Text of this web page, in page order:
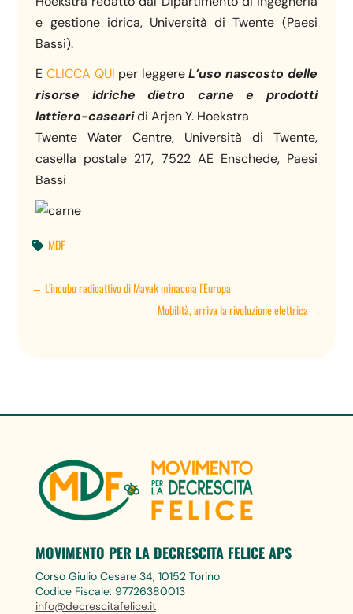
e gestione idrica, Università di Twente (Paesi
Bassi).
ECLICCA QUI per leggereL’uso nascosto delle
risorse idriche dietro carne e prodotti
lattiero-casearidi Arjen Y. Hoekstra
Twente Water Centre, Università di Twente,
casella postale 217, 7522 AE Enschede, Paesi
Bassi
 MDF
←L’incubo radioattivo di Mayak minaccia l’Europa
Mobilità, arriva la rivoluzione elettrica →
MOVIMENTO PER LA DECRESCITA FELICE APS
Corso Giulio Cesare 34, 10152 Torino
Codice Fiscale: 97726380013
info@decrescitafelice.it